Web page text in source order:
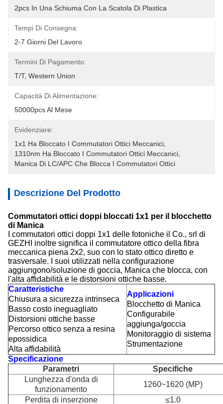
2pcs In Una Schiuma Con La Scatola Di Plastica
Tempi Di Consegna:
2-7 Giorni Del Lavoro
Termini Di Pagamento:
T/T, Western Union
Capacità Di Alimentazione:
50000pcs Al Mese
Evidenziare:
1x1 Ha Bloccato I Commutatori Ottici Meccanici
1310nm Ha Bloccato I Commutatori Ottici Meccanici
Manica Di LC/APC Che Blocca I Commutatori Ottici
Descrizione Del Prodotto
Commutatori ottici doppi bloccati 1x1 per il blocchetto
di Manica
I commutatori ottici doppi 1x1 delle fotoniche il Co., srl di
GEZHI inoltre significa il commutatore ottico della fibra
meccanica piena 2x2, suo con lo stato ottico diretto e
trasversale. I suoi utilizzati nella configurazione
aggiungono/soluzione di goccia, Manica che blocca, con
l'alta affidabilità e le distorsioni ottiche basse.
Caratteristiche
Chiusura a sicurezza intrinseca
Basso costo ineguagliato
Distorsioni ottiche basse
Percorso ottico senza a resina
epossidica
Alta affidabilità
Applicazioni
Blocchetto di Manica
Configurabile
aggiunga/goccia
Monitoraggio di sistema
Strumentazione
Specificazione
Parametri
Specifiche
Lunghezza d'onda di
funzionamento
1260~1620 (MP)
Perdita di inserzione
≤1.0